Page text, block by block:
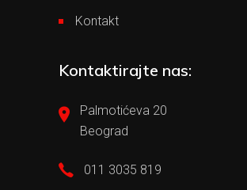
Kontakt
Kontaktirajte nas:
Palmotićeva 20
Beograd
011 3035 819